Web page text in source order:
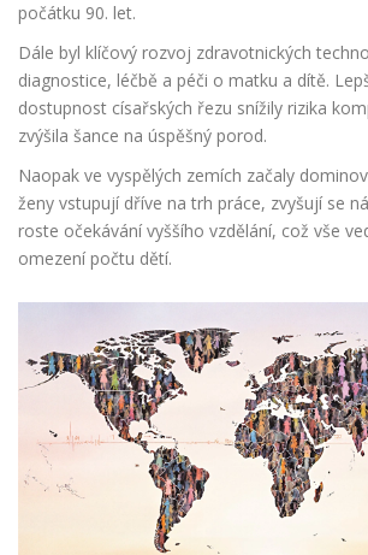
počátku 90. let.
Dále byl klíčový rozvoj zdravotnických
diagnostice, léčbě a péči o matku a dítě.
dostupnost císařských řezu snížily rizika
zvýšila šance na úspěšný porod.
Naopak ve vyspělých zemích začaly
ženy vstupují dříve na trh práce, zvyšují se
roste očekávání vyššího vzdělání, což vše
omezení počtu dětí.